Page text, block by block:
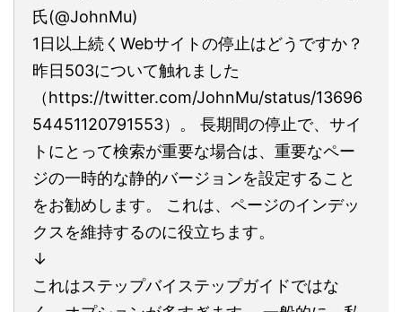
氏(@JohnMu)
1日以上続くWebサイトの停止はどうですか？
昨日503について触れました
（https://twitter.com/JohnMu/status/13696
54451120791553）。 長期間の停止で、サイ
トにとって検索が重要な場合は、重要なペー
ジの一時的な静的バージョンを設定すること
をお勧めします。 これは、ページのインデッ
クスを維持するのに役立ちます。
↓
これはステップバイステップガイドではな